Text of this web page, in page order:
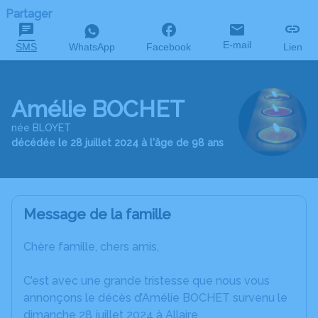
Partager
SMS WhatsApp Facebook E-mail Lien
Amélie BOCHET
née BLOYET
décédée le 28 juillet 2024 à l'âge de 98 ans
Message de la famille
Chère famille, chers amis,
C’est avec une grande tristesse que nous vous
annonçons le décès d’Amélie BOCHET survenu le
dimanche 28 juillet 2024 à Allaire.